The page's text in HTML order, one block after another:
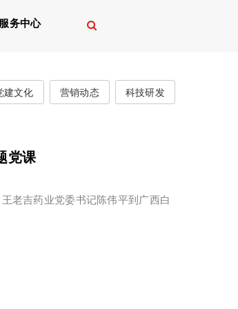
服务中心
建文化 营销动态 科技研发
党课
老吉药业党委书记陈伟平到广西白